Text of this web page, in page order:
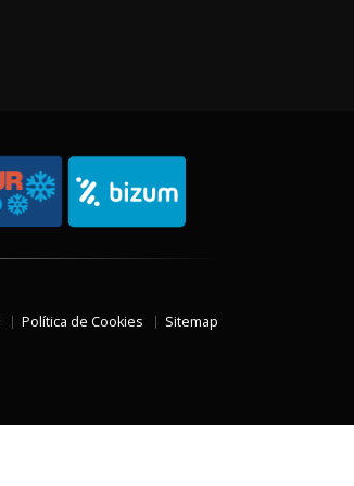
Política de Cookies Sitemap